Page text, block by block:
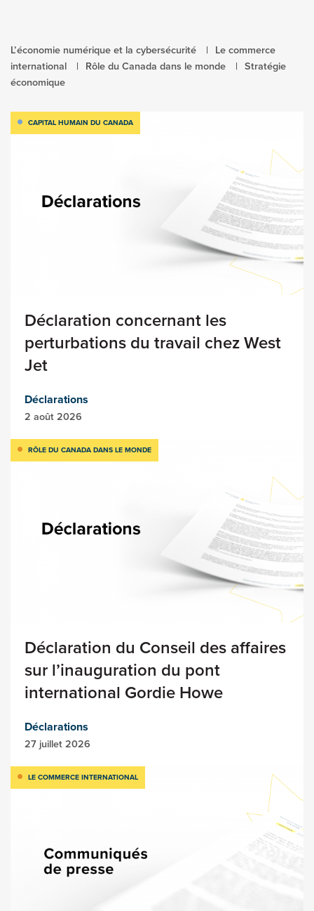
L’économie numérique et la cybersécurité
Le commerce
international
Rôle du Canada dans le monde
Stratégie
économique
CAPITAL HUMAIN DU CANADA
Déclaration concernant les
perturbations du travail chez West
Jet
Déclarations
2 août 2026
RÔLE DU CANADA DANS LE MONDE
Déclaration du Conseil des affaires
sur l’inauguration du pont
international Gordie Howe
Déclarations
27 juillet 2026
LE COMMERCE INTERNATIONAL